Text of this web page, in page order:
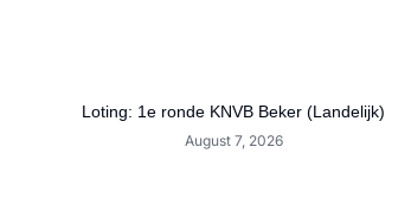
Loting: 1e ronde KNVB Beker (Landelijk)
August 7, 2026